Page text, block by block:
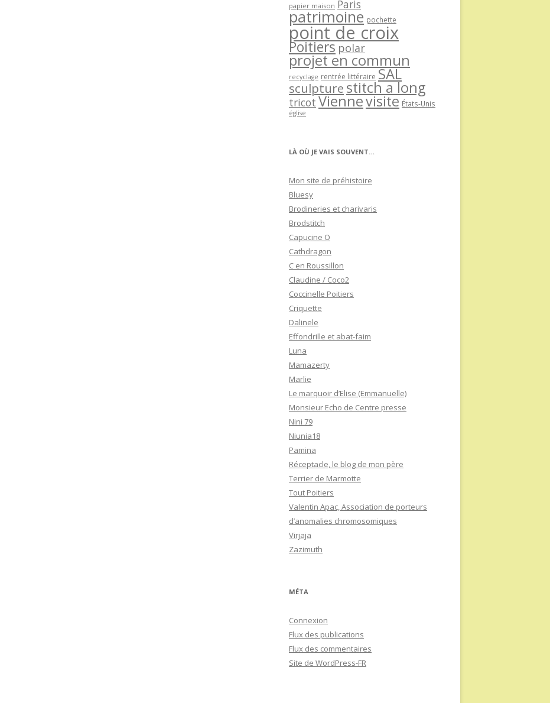
papier maison Paris
patrimoine pochette
point de croix
Poitiers polar
projet en commun
recyclage rentrée littéraire SAL
sculpture stitch a long
tricot Viennevisite États-Unis
église
LÀ OÙ JE VAIS SOUVENT…
Mon site de préhistoire
Bluesy
Brodineries et charivaris
Brodstitch
Capucine O
Cathdragon
C en Roussillon
Claudine / Coco2
Coccinelle Poitiers
Criquette
Dalinele
Effondrille et abat-faim
Luna
Mamazerty
Marlie
Le marquoir d’Elise (Emmanuelle)
Monsieur Echo de Centre presse
Nini 79
Niunia18
Pamina
Réceptacle, le blog de mon père
Terrier de Marmotte
Tout Poitiers
Valentin Apac, Association de porteurs
d’anomalies chromosomiques
Virjaja
Zazimuth
MÉTA
Connexion
Flux des publications
Flux des commentaires
Site de WordPress-FR